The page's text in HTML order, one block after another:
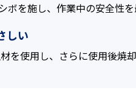
ボを施し、作業中の安全性を
しい
を使用し、さらに使用後焼